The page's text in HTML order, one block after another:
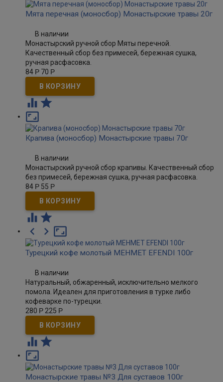
Мята перечная (моносбор) Монастырские травы 20г
В наличии
Монастырский ручной сбор Мяты перечной.
Качественный сбор без примесей, бережная сушка,
ручная расфасовка.
84 Р 70 Р
 

Крапива (моносбор) Монастырские травы 70г
В наличии
Монастырский ручной сбор крапивы. Качественный сбор
без примесей, бережная сушка, ручная расфасовка.
84 Р 55 Р
 

 
Турецкий кофе молотый MEHMET EFENDI 100г
В наличии
Натуральный, обжаренный, исключительно мелкого
помола. Идеален для приготовления в турке либо
кофеварке по-турецки.
280 Р 225 Р
 

Монастырские травы №3 Для суставов 100г